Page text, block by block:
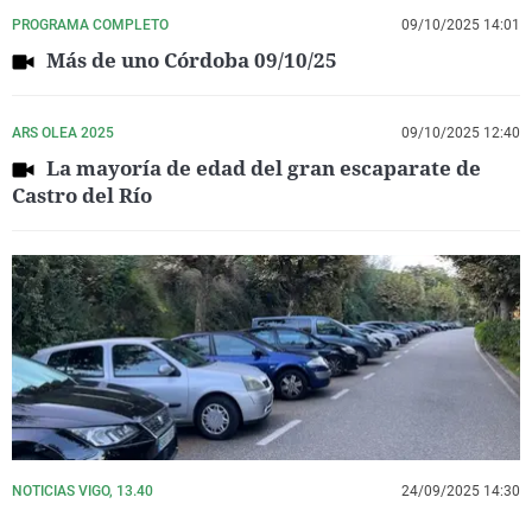
PROGRAMA COMPLETO 09/10/2025 14:01
Más de uno Córdoba 09/10/25
ARS OLEA 2025 09/10/2025 12:40
La mayoría de edad del gran escaparate de
Castro del Río
NOTICIAS VIGO, 13.40 24/09/2025 14:30